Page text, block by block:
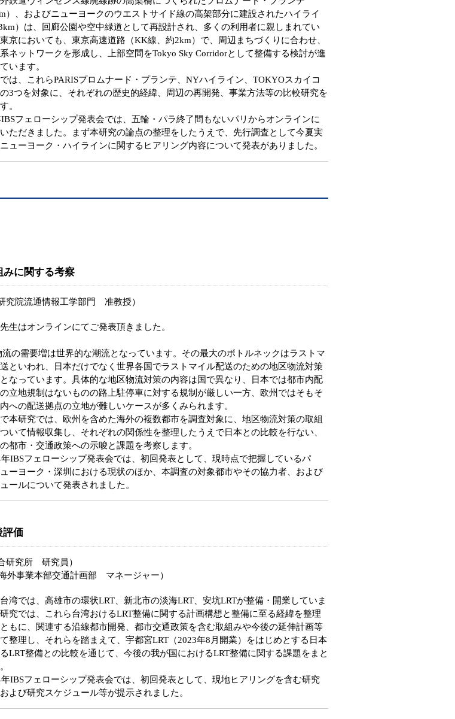
）、およびニューヨークのウエストサイド線の高架部分に建設されたハイライ
）は、回廊公園や空中緑道として再設計され、多くの利用者に親しまれてい
京においても、東京高速道路（KK線、約2km）で、周辺まちづくりに合わせ、
ネットワークを形成し、上部空間をTokyo Sky Corridorとして整備する検討が進
います。
は、これらPARISプロムナード・プランテ、NYハイライン、TOKYOスカイコ
3つを対象に、それぞれの歴史的経緯、周辺の再開発、事業方法等の比較研究を
。
IBSフェローシップ発表会では、五輪・パラ終了間もないパリからオンラインに
ただきました。まず本研究の論点の整理をしたうえで、先行調査として今夏実
ューヨーク・ハイラインに関するヒアリング内容について発表がありました。
みに関する考察
院流通情報工学部門 准教授）
生はオンラインにてご発表頂きました。
の需要増は世界的な潮流となっています。その最大のボトルネックはラストマ
といわれ、日本だけでなく世界各国でラストマイル配送のための地区物流対策
なっています。具体的な地区物流対策の内容は国で異なり、日本では都市内配
立地規制はないものの路上駐停車に対する規制が厳しい一方、欧州ではそもそ
への配送拠点の立地が難しいケースが多くみられます。
本研究では、欧州を含めた海外の複数都市を調査対象に、地区物流対策の取組
いて情報収集し、それぞれの関係性を整理したうえで日本との比較を行ない、
都市・交通政策への示唆と課題を考察します。
IBSフェローシップ発表会では、初回発表として、現時点で把握しているパ
ーヨーク・深圳における現状のほか、本調査の対象都市やその協力者、および
ールについて発表されました。
評価
研究所 研究員）
本部交通計画部 マネージャー）
湾では、高雄市の環状LRT、新北市の淡海LRT、安坑LRTが整備・開業していま
究では、これら台湾おけるLRT整備に関する計画構想と整備に至る経緯を整理
もに、関連する沿線都市開発、都市交通政策を含む取組みや今後の延伸計画等
整理し、それらを踏まえて、宇都宮LRT（2023年8月開業）をはじめとする日本
LRT整備との比較を通じて、今後の我が国におけるLRT整備に関する課題をまと
IBSフェローシップ発表会では、初回発表として、現地ヒアリングを含む研究
よび研究スケジュール等が提示されました。